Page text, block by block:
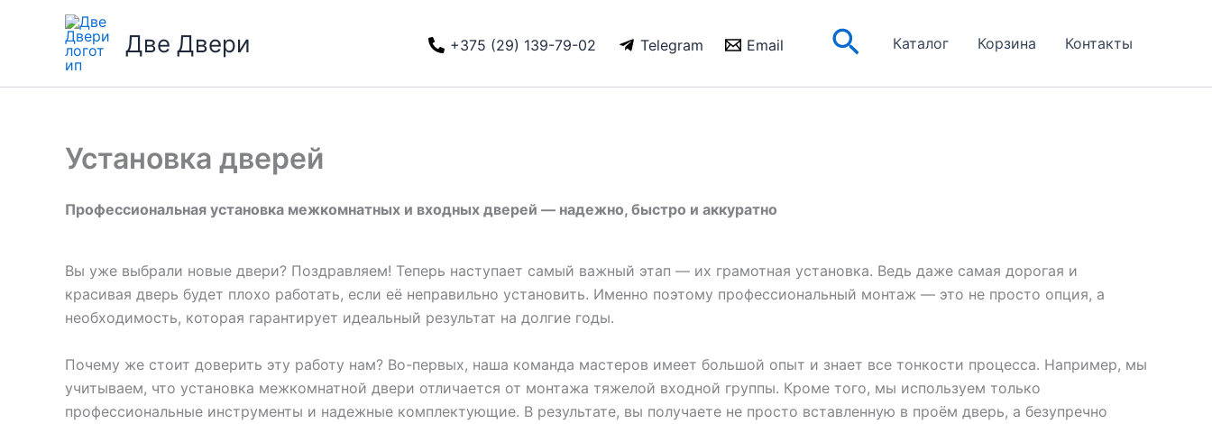
содержимому
Две Двери +375 (29) 139-79-02 Telegram Email ПоискКаталог Корзина Контакты
Установка дверей
Профессиональная установка межкомнатных и входных дверей — надежно, быстро и аккуратно
Вы уже выбрали новые двери? Поздравляем! Теперь наступает самый важный этап — их грамотная установка. Ведь даже самая дорогая и
красивая дверь будет плохо работать, если её неправильно установить. Именно поэтому профессиональный монтаж — это не просто опция, а
необходимость, которая гарантирует идеальный результат на долгие годы.
Почему же стоит доверить эту работу нам? Во-первых, наша команда мастеров имеет большой опыт и знает все тонкости процесса. Например, мы
учитываем, что установка межкомнатной двери отличается от монтажа тяжелой входной группы. Кроме того, мы используем только
профессиональные инструменты и надежные комплектующие. В результате, вы получаете не просто вставленную в проём дверь, а безупречно